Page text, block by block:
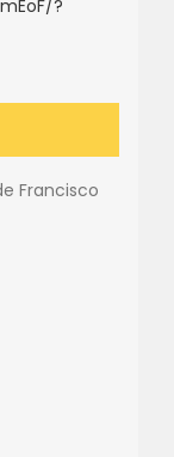
?
Francisco